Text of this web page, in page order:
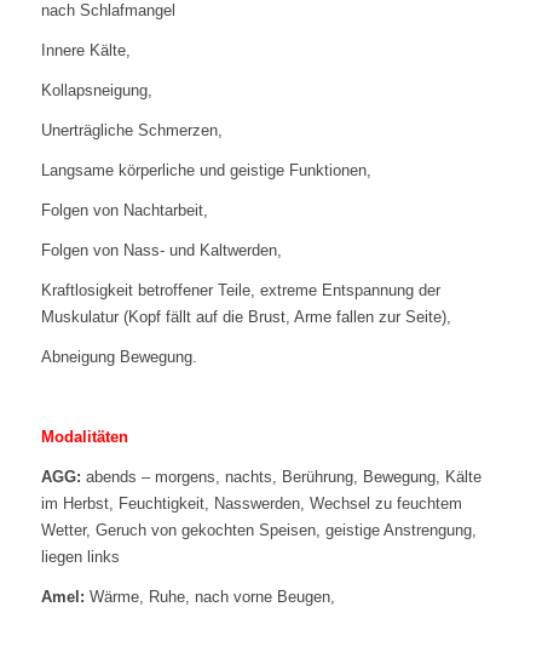
nach Schlafmangel
Innere Kälte,
Kollapsneigung,
Unerträgliche Schmerzen,
Langsame körperliche und geistige Funktionen,
Folgen von Nachtarbeit,
Folgen von Nass- und Kaltwerden,
Kraftlosigkeit betroffener Teile, extreme Entspannung der
Muskulatur (Kopf fällt auf die Brust, Arme fallen zur Seite),
Abneigung Bewegung.
Modalitäten
AGG: abends – morgens, nachts, Berührung, Bewegung, Kälte
im Herbst, Feuchtigkeit, Nasswerden, Wechsel zu feuchtem
Wetter, Geruch von gekochten Speisen, geistige Anstrengung,
liegen links
Amel: Wärme, Ruhe, nach vorne Beugen,